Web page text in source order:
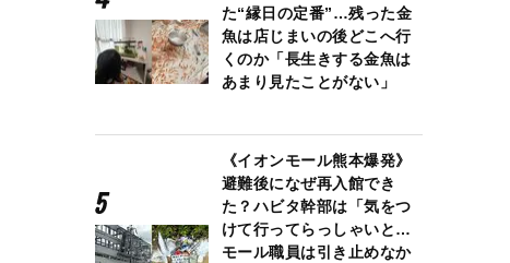
た“縁日の定番”…残った金
魚は店じまいの後どこへ行
くのか「長生きする金魚は
あまり見たことがない」
《イオンモール熊本爆発》
避難後になぜ再入館でき
た？ハビタ幹部は「気をつ
けて行ってらっしゃいと…
モール職員は引き止めなか